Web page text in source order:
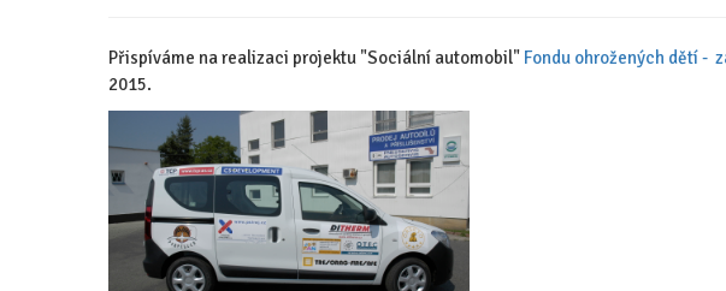
Přispíváme na realizaci projektu "Sociální automobil" Fondu ohrožených dětí -
2015.